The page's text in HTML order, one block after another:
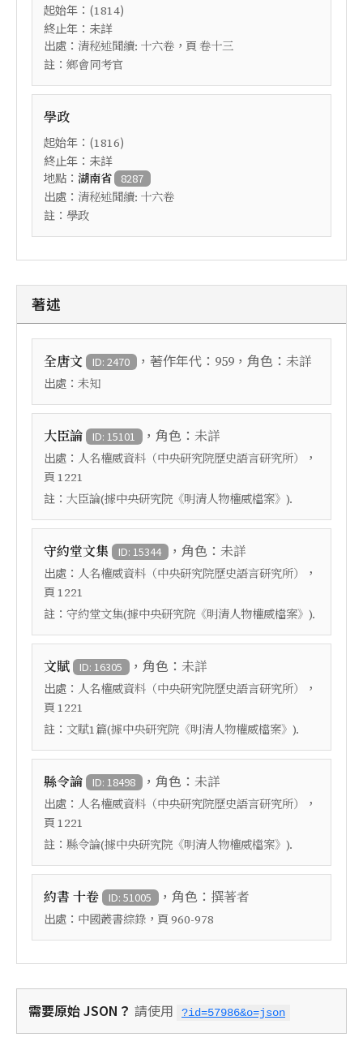
起始年：(1814)
終止年：未詳
出處： 清秘述聞續: 十六卷 ，頁 卷十三
註： 鄉會同考官
學政
起始年：(1816)
終止年：未詳
地點： 湖南省 8287
出處： 清秘述聞續: 十六卷
註： 學政
著述
全唐文 ID: 2470 ，著作年代： 959，角色： 未詳
出處： 未知
大臣論 ID: 15101 ，角色： 未詳
出處： 人名權威資料（中央研究院歷史語言研究所）
，
頁 1221
註： 大臣論(據中央研究院《明清人物權威檔案》).
守約堂文集 ID: 15344 ，角色： 未詳
出處： 人名權威資料（中央研究院歷史語言研究所）
，
頁 1221
註： 守約堂文集(據中央研究院《明清人物權威檔案》).
文賦 ID: 16305 ，角色： 未詳
出處： 人名權威資料（中央研究院歷史語言研究所）
，
頁 1221
註： 文賦1篇(據中央研究院《明清人物權威檔案》).
縣令論 ID: 18498 ，角色： 未詳
出處： 人名權威資料（中央研究院歷史語言研究所）
，
頁 1221
註： 縣令論(據中央研究院《明清人物權威檔案》).
約書 十卷 ID: 51005 ，角色： 撰著者
出處： 中國叢書綜錄 ，頁 960-978
需要原始 JSON？ 請使用 ?id=57986&o=json